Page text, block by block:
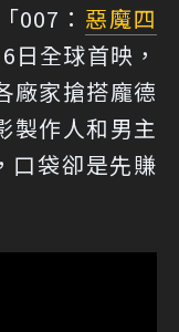
007： 惡魔四
日全球首映，
廠家搶搭龐德
製作人和男主
口袋卻是先賺